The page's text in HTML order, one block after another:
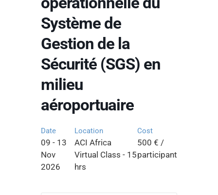
Système de
Gestion de la
Sécurité (SGS) en
milieu
aéroportuaire
Date
09 - 13
Nov
2026
Location
ACI Africa
Virtual Class - 15
hrs
Cost
500 € /
participant